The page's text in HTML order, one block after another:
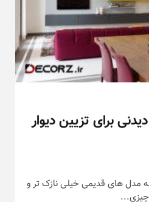
دیدنی برای تزیین دیوار
مدل های قدیمی خیلی نازک تر و
چیزی...